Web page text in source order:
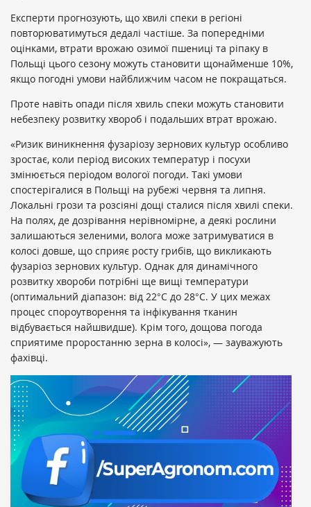
Експерти прогнозують, що хвилі спеки в регіоні
повторюватимуться дедалі частіше. За попередніми
оцінками, втрати врожаю озимої пшениці та ріпаку в
Польщі цього сезону можуть становити щонайменше 10%,
якщо погодні умови найближчим часом не покращаться.
Проте навіть опади після хвиль спеки можуть становити
небезпеку розвитку хвороб і подальших втрат врожаю.
«Ризик виникнення фузаріозу зернових культур особливо
зростає, коли період високих температур і посухи
змінюється періодом вологої погоди. Такі умови
спостерігалися в Польщі на рубежі червня та липня.
Локальні грози та розсіяні дощі сталися після хвилі спеки.
На полях, де дозрівання нерівномірне, а деякі рослини
залишаються зеленими, волога може затримуватися в
колосі довше, що сприяє росту грибів, що викликають
фузаріоз зернових культур. Однак для динамічного
розвитку хвороби потрібні ще вищі температури
(оптимальний діапазон: від 22°C до 28°C. У цих межах
процес спороутворення та інфікування тканин
відбувається найшвидше). Крім того, дощова погода
сприятиме проростанню зерна в колосі», — зауважують
фахівці.